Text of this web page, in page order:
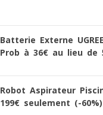
Batterie Externe
Prob à 36€ au lieu de
Robot Aspirateur
199€ seulement (-60%)